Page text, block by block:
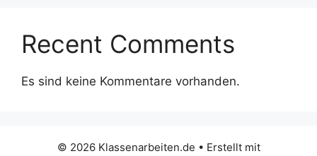
Recent Comments
Es sind keine Kommentare vorhanden.
© 2026 Klassenarbeiten.de • Erstellt mit